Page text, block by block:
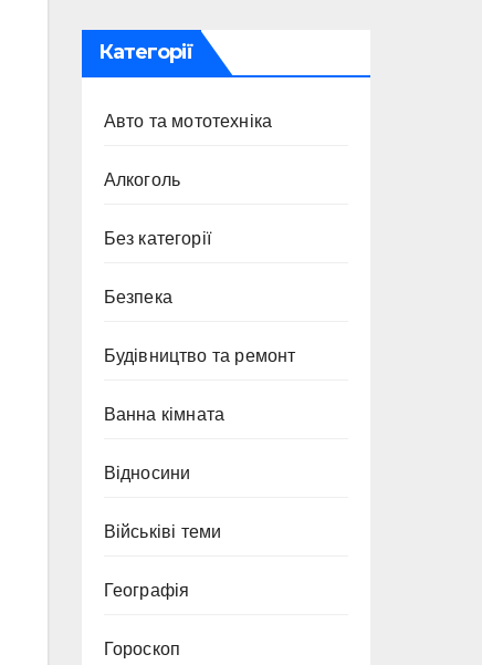
Категорії
Авто та мототехніка
Алкоголь
Без категорії
Безпека
Будівництво та ремонт
Ванна кімната
Відносини
Військіві теми
Географія
Гороскоп